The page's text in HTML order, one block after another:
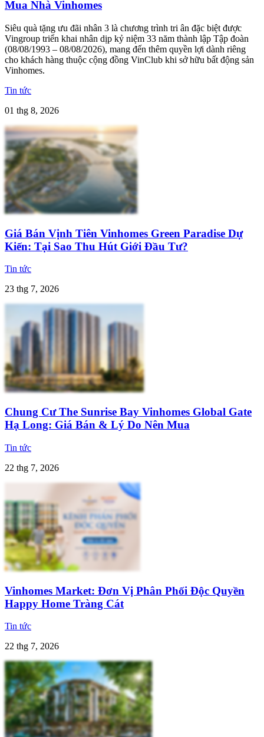
Mua Nhà Vinhomes
Siêu quà tặng ưu đãi nhân 3 là chương trình tri ân đặc biệt được
Vingroup triển khai nhân dịp kỷ niệm 33 năm thành lập Tập đoàn
(08/08/1993 – 08/08/2026), mang đến thêm quyền lợi dành riêng
cho khách hàng thuộc cộng đồng VinClub khi sở hữu bất động sản
Vinhomes.
Tin tức
01 thg 8, 2026
Giá Bán Vịnh Tiên Vinhomes Green Paradise Dự
Kiến: Tại Sao Thu Hút Giới Đầu Tư?
Tin tức
23 thg 7, 2026
Chung Cư The Sunrise Bay Vinhomes Global Gate
Hạ Long: Giá Bán & Lý Do Nên Mua
Tin tức
22 thg 7, 2026
Vinhomes Market: Đơn Vị Phân Phối Độc Quyền
Happy Home Tràng Cát
Tin tức
22 thg 7, 2026